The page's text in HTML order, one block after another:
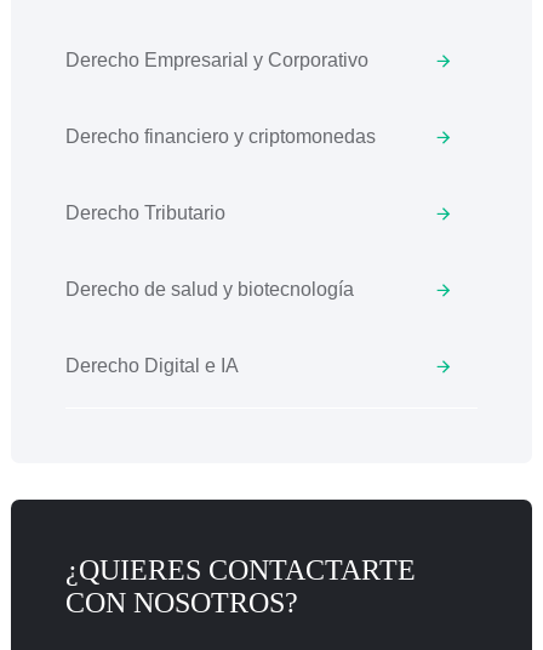
Derecho Empresarial y Corporativo
Derecho financiero y criptomonedas
Derecho Tributario
Derecho de salud y biotecnología
Derecho Digital e IA
¿QUIERES CONTACTARTE
CON NOSOTROS?